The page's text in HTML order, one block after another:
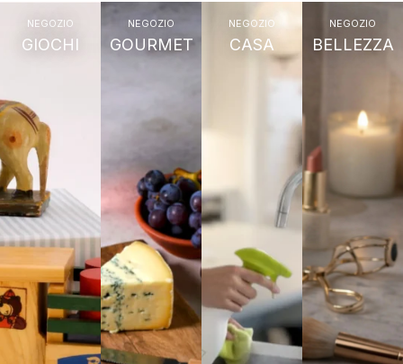
NEGOZIO
GIOCHI
NEGOZIO
GOURMET
NEGOZIO
CASA
NEGOZIO
BELLEZZA